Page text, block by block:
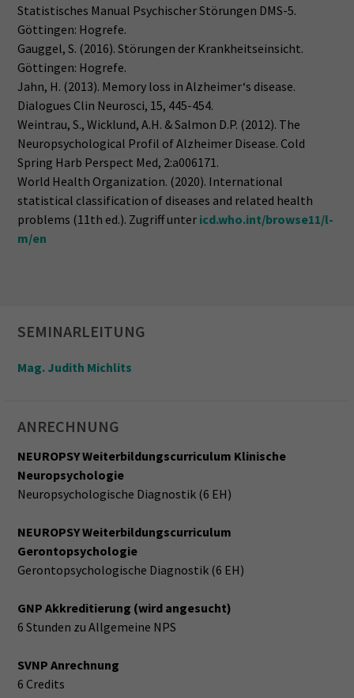
Statistisches Manual Psychischer Störungen DMS-5.
Göttingen: Hogrefe.
Gauggel, S. (2016). Störungen der Krankheitseinsicht.
Göttingen: Hogrefe.
Jahn, H. (2013). Memory loss in Alzheimer‘s disease.
Dialogues Clin Neurosci, 15, 445-454.
Weintrau, S., Wicklund, A.H. & Salmon D.P. (2012). The
Neuropsychological Profil of Alzheimer Disease. Cold
Spring Harb Perspect Med, 2:a006171.
World Health Organization. (2020). International
statistical classification of diseases and related health
problems (11th ed.). Zugriff unter icd.who.int/browse11/l-
m/en
SEMINARLEITUNG
Mag. Judith Michlits
ANRECHNUNG
NEUROPSY Weiterbildungscurriculum Klinische
Neuropsychologie
Neuropsychologische Diagnostik (6 EH)
NEUROPSY Weiterbildungscurriculum
Gerontopsychologie
Gerontopsychologische Diagnostik (6 EH)
GNP Akkreditierung (wird angesucht)
6 Stunden zu Allgemeine NPS
SVNP Anrechnung
6 Credits